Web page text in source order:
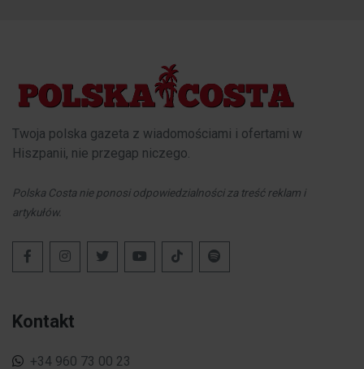
Twoja polska gazeta z wiadomościami i ofertami w
Hiszpanii, nie przegap niczego.
Polska Costa nie ponosi odpowiedzialności za treść reklam i
artykułów.
Kontakt
+34 960 73 00 23